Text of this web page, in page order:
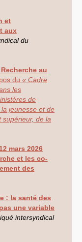
et
aux
du
au
du « Cadre
les
de
jeunesse et de
supérieur, de la
mars 2026
et les co-
des
: la santé des
une variable
intersyndical